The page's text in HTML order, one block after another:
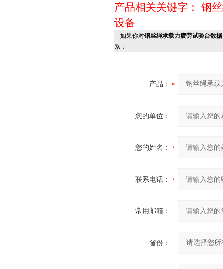
产品相关关键字： 钢
设备
如果你对钢丝绳承载力疲劳试验台数
系：
产品：
您的单位：
您的姓名：
联系电话：
常用邮箱：
省份：